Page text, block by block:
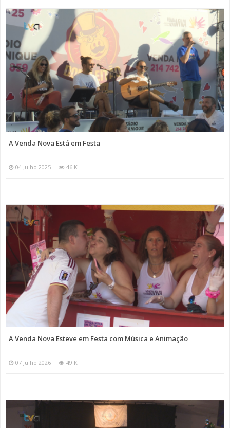
A Venda Nova Está em Festa
04 Julho 2025 46 K
A Venda Nova Esteve em Festa com Música e Animação
07 Julho 2026 49 K